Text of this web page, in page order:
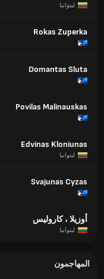
ليتوانيا
Rokas Zuperka
Domantas Sluta
Povilas Malinauskas
Edvinas Kloniunas
ليتوانيا
Svajunas Cyzas
أوزيلا ، كاروليس
ليتوانيا
المهاجمون